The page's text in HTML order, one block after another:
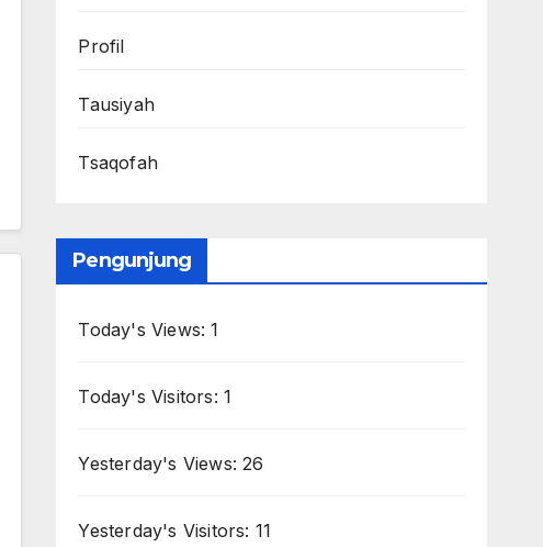
Profil
Tausiyah
Tsaqofah
Pengunjung
Today's Views:1
Today's Visitors: 1
Yesterday's Views:26
Yesterday's Visitors: 11